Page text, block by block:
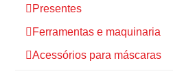
Presentes
Ferramentas e maquinaria
Acessórios para máscaras